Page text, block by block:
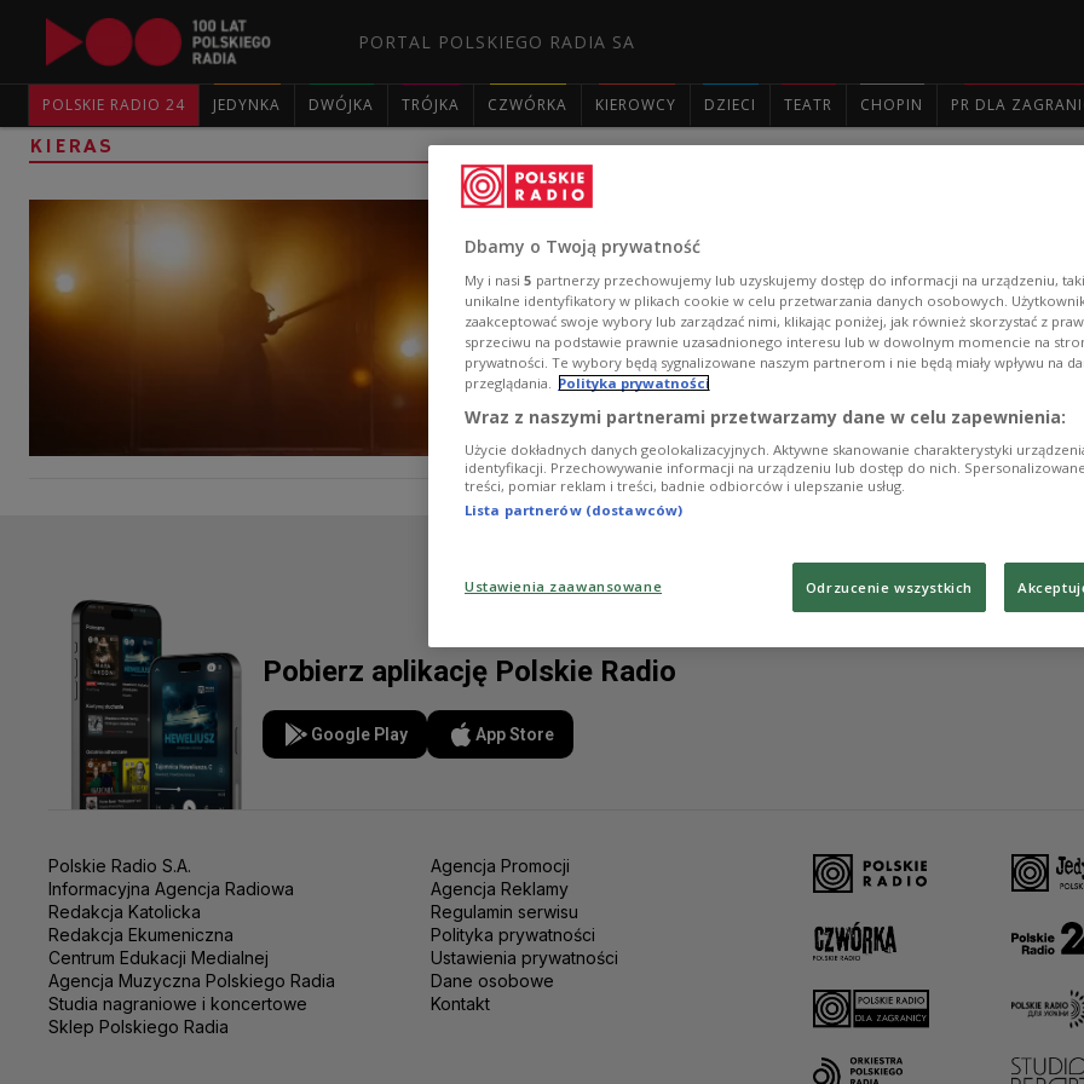
PORTAL POLSKIEGO RADIA SA
POLSKIE RADIO 24 JEDYNKA DWÓJKA TRÓJKA CZWÓRKA KIEROWCY DZIECI TEATR CHOPIN PR DLA
KIERAS
- Nie ma dzisiaj mody, żeby słuchać całych
"MARZEŃ ŚCIĘTEJ GŁOWY" autor tego albumu.
Zobacz więcej na temat: Czwórka Bartek Koziczyński
Pobierz aplikację Polskie Radio
Google Play App Store
Polskie Radio S.A.
Informacyjna Agencja Radiowa
Redakcja Katolicka
Redakcja Ekumeniczna
Centrum Edukacji Medialnej
Agencja Muzyczna Polskiego Radia
Studia nagraniowe i koncertowe
Sklep Polskiego Radia
Agencja Promocji
Agencja Reklamy
Regulamin serwisu
Polityka prywatności
Ustawienia prywatności
Dane osobowe
Kontakt
Dbamy o Twoją prywatność
My i nasi 5 partnerzy przechowujemy lub uzyskujemy dostęp do informacji na urządzeniu,
unikalne identyfikatory w plikach cookie w celu przetwarzania danych osobowych.
zaakceptować swoje wybory lub zarządzać nimi, klikając poniżej, jak również skorzystać z
sprzeciwu na podstawie prawnie uzasadnionego interesu lub w dowolnym momencie na
prywatności. Te wybory będą sygnalizowane naszym partnerom i nie będą miały wpływu na
przeglądania. Polityka prywatności
Wraz z naszymi partnerami przetwarzamy dane w celu zapewnienia:
Użycie dokładnych danych geolokalizacyjnych. Aktywne skanowanie charakterystyki
identyfikacji. Przechowywanie informacji na urządzeniu lub dostęp do nich.
treści, pomiar reklam i treści, badnie odbiorców i ulepszanie usług.
Lista partnerów (dostawców)
Ustawienia zaawansowane Odrzucenie wszystkich